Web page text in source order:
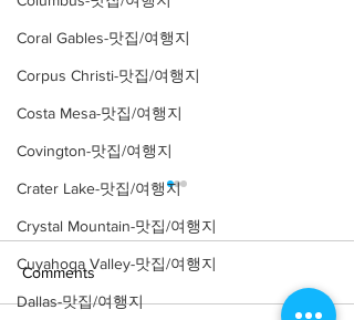
Coral Gables-맛집/여행지
Corpus Christi-맛집/여행지
Costa Mesa-맛집/여행지
Covington-맛집/여행지
Crater Lake-맛집/여행지
Crystal Mountain-맛집/여행지
Cuyahoga Valley-맛집/여행지
Dallas-맛집/여행지
Comments